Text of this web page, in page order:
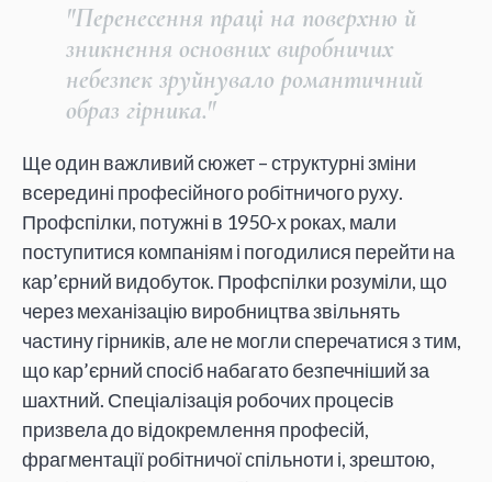
"Перенесення праці на поверхню й
зникнення основних виробничих
небезпек зруйнувало романтичний
образ гірника."
Ще один важливий сюжет – структурні зміни
всередині професійного робітничого руху.
Профспілки, потужні в 1950-х роках, мали
поступитися компаніям і погодилися перейти на
кар’єрний видобуток. Профспілки розуміли, що
через механізацію виробництва звільнять
частину гірників, але не могли сперечатися з тим,
що кар’єрний спосіб набагато безпечніший за
шахтний. Спеціалізація робочих процесів
призвела до відокремлення професій,
фрагментації робітничої спільноти і, зрештою,